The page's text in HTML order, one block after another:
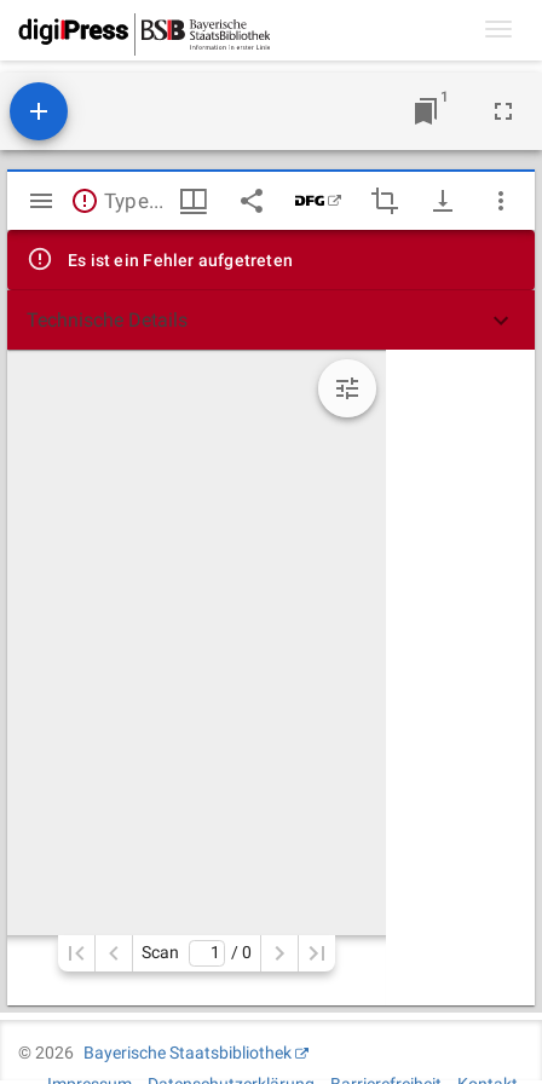
1
Mirador
Viewer
TypeError: Failed to fetch
Es ist ein Fehler aufgetreten
Technische Details
Scan / 0
©2026
Bayerische Staatsbibliothek